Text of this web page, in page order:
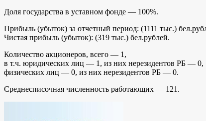
Доля государства в уставном фонде — 100%.
Прибыль (убыток) за отчетный период: (1111 тыс.)
Чистая прибыль (убыток): (319 тыс.) бел.рублей.
Количество акционеров, всего — 1,
в т.ч. юридических лиц — 1, из них нерезидентов РБ — 0,
физических лиц — 0, из них нерезидентов РБ — 0.
Среднесписочная численность работающих — 121.